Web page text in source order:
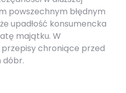
powszechnym błędnym
upadłość konsumencka
majątku. W
chroniące przed